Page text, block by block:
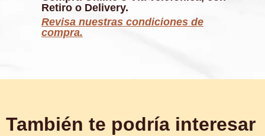
Retiro o Delivery.
Revisa nuestras condiciones de
compra.
También te podría interesar